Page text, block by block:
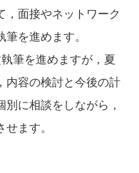
，面接やネットワーク
を進めます。
筆を進めますが，夏
内容の検討と今後の計
に相談をしながら，
ます。